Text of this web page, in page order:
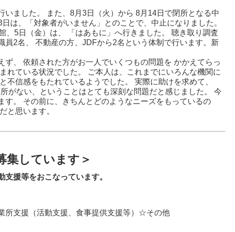
ました。 また、8月3日（火）から 8月14日で閉所となる中
は、「対象者がいません」とのことで、中止になりました。
5日（金）は、 「はあもに」へ行きました。 聴き取り調査
2名、 不動産の方、JDFから2名という体制で行います。新
、 依頼された方がお一人でいくつもの問題を かかえてらっ
れている状況でした。 ご本人は、これまでにいろんな機関に
信感をもたれているようでした。 実際に助けを求めて、
がない、ということはとても深刻な問題だと感じました。 今
。 その前に、きちんとどのようなニーズをもっているの
と思います。
集しています＞
援等をおこなっています。
支援（活動支援、食事提供支援等）☆その他